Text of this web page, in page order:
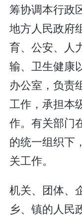
筹协调本行政
地方人民政府
育、公安、人
输、卫生健康
办公室，负责
工作，承担本
作。有关部门
的统一组织下
关工作。
机关、团体、
乡、镇的人民